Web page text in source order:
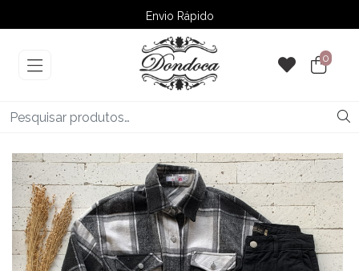
Envio Rápido
➚ Ofertas– Até 60% OFF
0